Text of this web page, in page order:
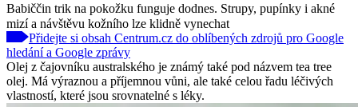
Babiččin trik na pokožku funguje dodnes. Strupy, pupínky i akné
mizí a návštěvu kožního lze klidně vynechat
Přidejte si obsah Centrum.cz do oblíbených zdrojů pro Google
hledání a Google zprávy
Olej z čajovníku australského je známý také pod názvem tea tree
olej. Má výraznou a příjemnou vůni, ale také celou řadu léčivých
vlastností, které jsou srovnatelné s léky.